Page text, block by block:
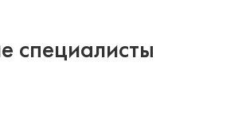
специалисты